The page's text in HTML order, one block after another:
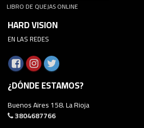
LIBRO DE QUEJAS ONLINE
HARD VISION
EN LAS REDES
¿DÓNDE ESTAMOS?
Buenos Aires 158. La Rioja
3804687766